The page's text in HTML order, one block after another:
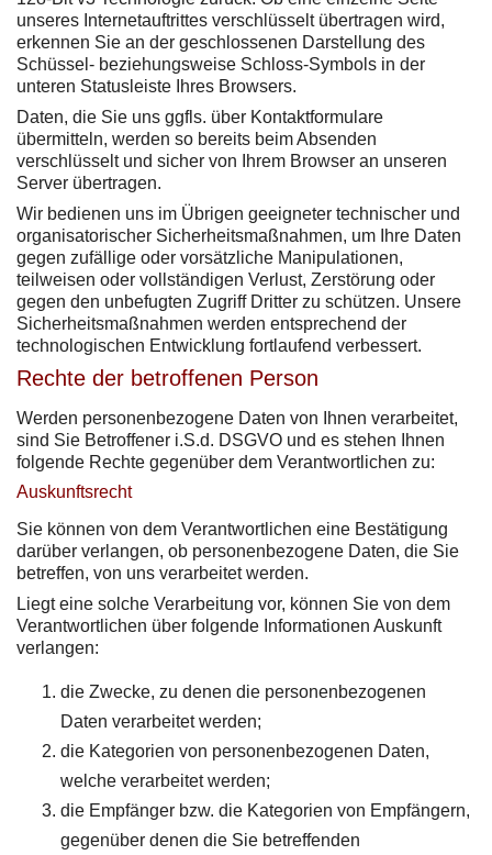
unseres Internetauftrittes verschlüsselt übertragen wird,
erkennen Sie an der geschlossenen Darstellung des
Schüssel- beziehungsweise Schloss-Symbols in der
unteren Statusleiste Ihres Browsers.
Daten, die Sie uns ggfls. über Kontaktformulare
übermitteln, werden so bereits beim Absenden
verschlüsselt und sicher von Ihrem Browser an unseren
Server übertragen.
Wir bedienen uns im Übrigen geeigneter technischer und
organisatorischer Sicherheitsmaßnahmen, um Ihre Daten
gegen zufällige oder vorsätzliche Manipulationen,
teilweisen oder vollständigen Verlust, Zerstörung oder
gegen den unbefugten Zugriff Dritter zu schützen. Unsere
Sicherheitsmaßnahmen werden entsprechend der
technologischen Entwicklung fortlaufend verbessert.
Rechte der betroffenen Person
Werden personenbezogene Daten von Ihnen verarbeitet,
sind Sie Betroffener i.S.d. DSGVO und es stehen Ihnen
folgende Rechte gegenüber dem Verantwortlichen zu:
Auskunftsrecht
Sie können von dem Verantwortlichen eine Bestätigung
darüber verlangen, ob personenbezogene Daten, die Sie
betreffen, von uns verarbeitet werden.
Liegt eine solche Verarbeitung vor, können Sie von dem
Verantwortlichen über folgende Informationen Auskunft
verlangen:
die Zwecke, zu denen die personenbezogenen
Daten verarbeitet werden;
die Kategorien von personenbezogenen Daten,
welche verarbeitet werden;
die Empfänger bzw. die Kategorien von Empfängern,
gegenüber denen die Sie betreffenden